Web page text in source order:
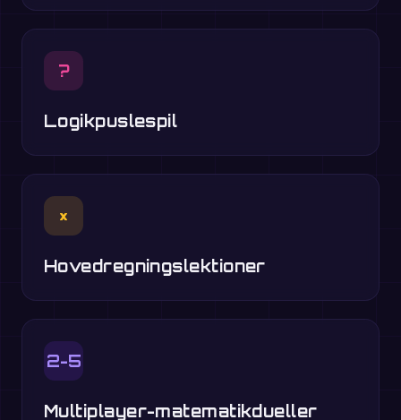
?
Logikpuslespil
×
Hovedregningslektioner
2-5
Multiplayer-matematikdueller